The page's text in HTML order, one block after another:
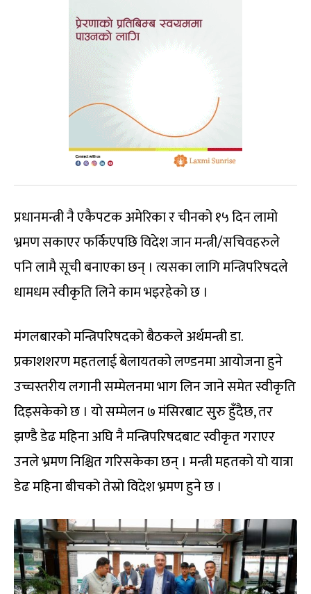
प्रधानमन्त्री नै एकैपटक अमेरिका र चीनको १५ दिन लामो
भ्रमण सकाएर फर्किएपछि विदेश जान मन्त्री/सचिवहरुले
पनि लामै सूची बनाएका छन् । त्यसका लागि मन्त्रिपरिषदले
धामधम स्वीकृति लिने काम भइरहेको छ ।
मंगलबारको मन्त्रिपरिषदको बैठकले अर्थमन्त्री डा.
प्रकाशशरण महतलाई बेलायतको लण्डनमा आयोजना हुने
उच्चस्तरीय लगानी सम्मेलनमा भाग लिन जाने समेत स्वीकृति
दिइसकेको छ । यो सम्मेलन ७ मंसिरबाट सुरु हुँदैछ, तर
झण्डै डेढ महिना अघि नै मन्त्रिपरिषदबाट स्वीकृत गराएर
उनले भ्रमण निश्चित गरिसकेका छन् । मन्त्री महतको यो यात्रा
डेढ महिना बीचको तेस्रो विदेश भ्रमण हुने छ ।